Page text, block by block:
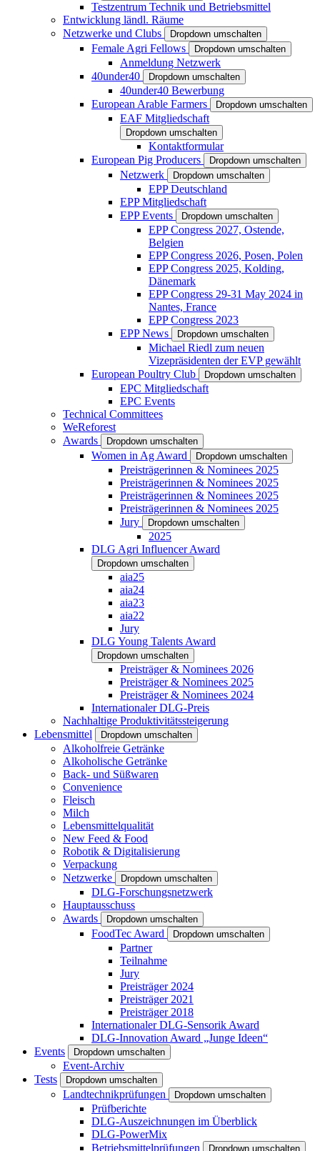
Testzentrum Technik und Betriebsmittel
Entwicklung ländl. Räume
Netzwerke und Clubs
Dropdown umschalten
Female Agri Fellows Dropdown umschalten
Anmeldung Netzwerk
40under40
Dropdown umschalten
40under40 Bewerbung
European Arable Farmers
Dropdown umschalten
EAF Mitgliedschaft
Dropdown umschalten
Kontaktformular
European Pig Producers
Dropdown umschalten
Netzwerk Dropdown umschalten
EPP Deutschland
EPP Mitgliedschaft
EPP Events
Dropdown umschalten
EPP Congress 2027, Ostende,
Belgien
EPP Congress 2026, Posen, Polen
EPP Congress 2025, Kolding,
Dänemark
EPP Congress 29-31 May 2024 in
Nantes, France
EPP Congress 2023
EPP News
Dropdown umschalten
Michael Riedl zum neuen
Vizepräsidenten der EVP gewählt
European Poultry Club
Dropdown umschalten
EPC Mitgliedschaft
EPC Events
Technical Committees
WeReforest
Awards
Dropdown umschalten
Women in Ag Award Dropdown umschalten
Preisträgerinnen & Nominees 2025
Preisträgerinnen & Nominees 2025
Preisträgerinnen & Nominees 2025
Preisträgerinnen & Nominees 2025
Jury
Dropdown umschalten
2025
DLG Agri Influencer Award
Dropdown umschalten
aia25
aia24
aia23
aia22
Jury
DLG Young Talents Award
Dropdown umschalten
Preisträger & Nominees 2026
Preisträger & Nominees 2025
Preisträger & Nominees 2024
Internationaler DLG-Preis
Nachhaltige Produktivitätssteigerung
Lebensmittel
Dropdown umschalten
Alkoholfreie Getränke
Alkoholische Getränke
Back- und Süßwaren
Convenience
Fleisch
Milch
Lebensmittelqualität
New Feed & Food
Robotik & Digitalisierung
Verpackung
Netzwerke
Dropdown umschalten
DLG-Forschungsnetzwerk
Hauptausschuss
Awards
Dropdown umschalten
FoodTec Award Dropdown umschalten
Partner
Teilnahme
Jury
Preisträger 2024
Preisträger 2021
Preisträger 2018
Internationaler DLG-Sensorik Award
DLG-Innovation Award „Junge Ideen“
Events
Dropdown umschalten
Event-Archiv
Tests
Dropdown umschalten
Landtechnikprüfungen Dropdown umschalten
Prüfberichte
DLG-Auszeichnungen im Überblick
DLG-PowerMix
Betriebsmittelprüfungen
Dropdown umschalten